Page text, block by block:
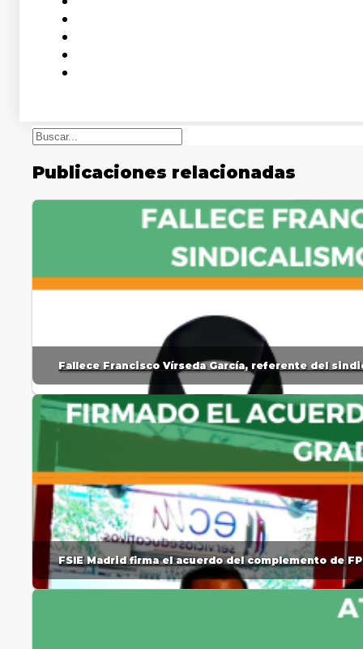
Buscar
Publicaciones relacionadas
Fallece Francisco Vírseda García, referente del
FSIE Madrid firma el acuerdo del complemento de